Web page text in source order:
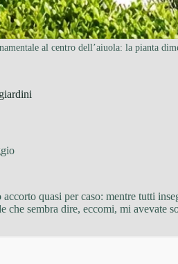
al centro dell’aiuola: la pianta
accorto quasi per caso: mentre tutti
sembra dire, eccomi, mi avevate